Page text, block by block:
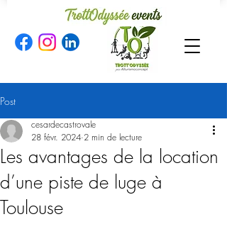
Post
Les avantages de la location
d’une piste de luge à
Toulouse
cesardecastrovale
28 févr. 2024 2 min de lecture